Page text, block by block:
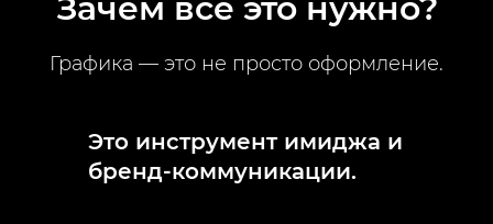
Зачем всё это нужно?
Графика — это не просто оформление.
Это инструмент имиджа и
бренд-коммуникации.